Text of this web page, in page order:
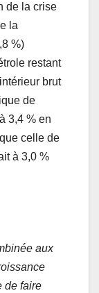
de la crise
la
%)
restant
brut
de
3,4 % en
celle de
à 3,0 %
aux
de faire